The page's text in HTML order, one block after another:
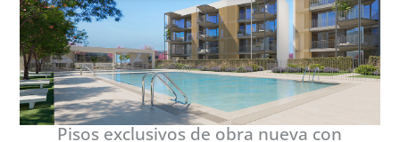
Pisos exclusivos de obra nueva con